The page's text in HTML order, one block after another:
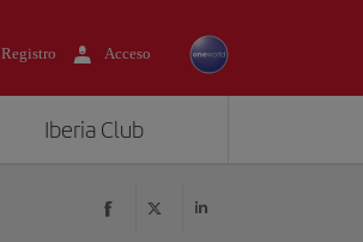
Registro Acceso
Iberia Club